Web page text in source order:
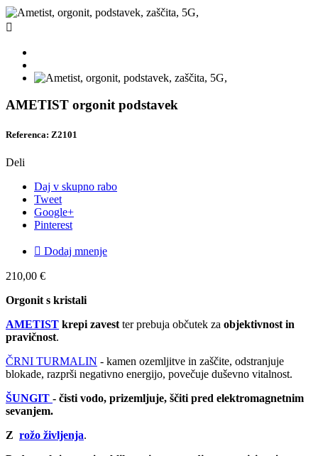

AMETIST orgonit podstavek
Referenca: Z2101
Deli
Daj v skupno rabo
Tweet
Google+
Pinterest
 Dodaj mnenje
210,00 €
Orgonit s kristali
AMETIST krepi zavest ter prebuja občutek za objektivnost in
pravičnost.
ČRNI TURMALIN - kamen ozemljitve in zaščite, odstranjuje
blokade, razprši negativno energijo, povečuje duševno vitalnost.
ŠUNGIT - čisti vodo, prizemljuje, ščiti pred elektromagnetnim
sevanjem.
Z rožo življenja.